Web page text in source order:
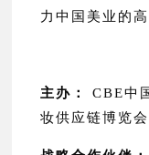
力中国美业的
主办：
CBE中
妆供应链博览会